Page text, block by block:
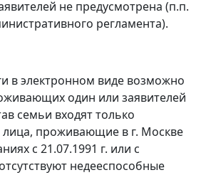
не предусмотрена (п.п.
регламента).
в электронном виде возможно
один или заявителей
семьи входят только
проживающие в г. Москве
с 21.07.1991 г. или с
недееспособные